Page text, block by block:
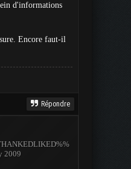
d'informations
Encore faut-il
Répondre
2009